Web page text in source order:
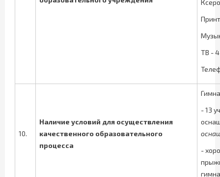
ТВ - 4
10.
Наличие условий для осуществления
качественного образовательного
процесса
- 13
-